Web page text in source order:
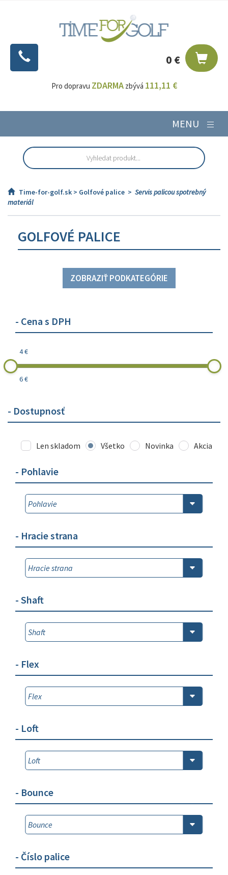
0 €
Pro dopravu ZDARMAzbývá 111,11 €
MENU
Time-for-golf.sk > Golfové palice > Servis palicou spotrebný
materiál
GOLFOVÉ PALICE
ZOBRAZIŤ PODKATEGÓRIE
- Cena s DPH
4 €
6 €
- Dostupnosť
Len skladom Všetko Novinka Akcia
- Pohlavie
- Hracie strana
- Shaft
- Flex
- Loft
- Bounce
- Číslo palice